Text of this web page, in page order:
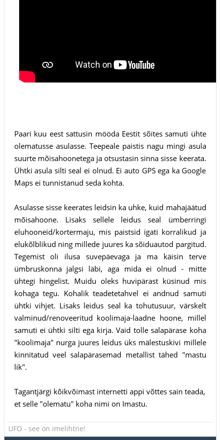
Paari kuu eest sattusin mööda Eestit sõites samuti ühte
olematusse asulasse. Teepeale paistis nagu mingi asula
suurte mõisahoonetega ja otsustasin sinna sisse keerata.
Ühtki asula silti seal ei olnud. Ei auto GPS ega ka Google
Maps ei tunnistanud seda kohta.
Asulasse sisse keerates leidsin ka uhke, kuid mahajäätud
mõisahoone. Lisaks sellele leidus seal ümberringi
eluhooneid/kortermaju, mis paistsid igati korralikud ja
elukõlblikud ning millede juures ka sõiduautod pargitud.
Tegemist oli ilusa suvepäevaga ja ma käisin terve
ümbruskonna jalgsi läbi, aga mida ei olnud - mitte
ühtegi hingelist. Muidu oleks huvipärast küsinud mis
kohaga tegu. Kohalik teadetetahvel ei andnud samuti
ühtki vihjet. Lisaks leidus seal ka tohutusuur, värskelt
valminud/renoveeritud koolimaja-laadne hoone, millel
samuti ei ühtki silti ega kirja. Vaid tolle salapärase koha
"koolimaja" nurga juures leidus üks mälestuskivi millele
kinnitatud veel salapärasemad metallist tähed "mastu
lik".
Tagantjärgi kõikvõimast internetti appi võttes sain teada,
et selle "olematu" koha nimi on Imastu.
UFO - see on imelihtne!